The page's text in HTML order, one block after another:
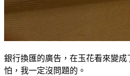
銀行換匯的廣告，在玉花看來變成
怕，我一定沒問題的。